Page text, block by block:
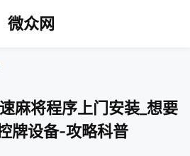
微众网
麻将程序上门安装_想要
牌设备-攻略科普